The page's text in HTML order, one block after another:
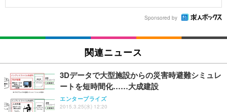
Sponsored by
関連ニュース
3Dデータで大型施設からの災害時避難シミュレ
ートを短時間化……大成建設
エンタープライズ
2015.3.25(水) 12:20